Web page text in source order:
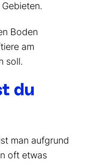
Boden
am
soll.
du
man aufgrund
oft etwas